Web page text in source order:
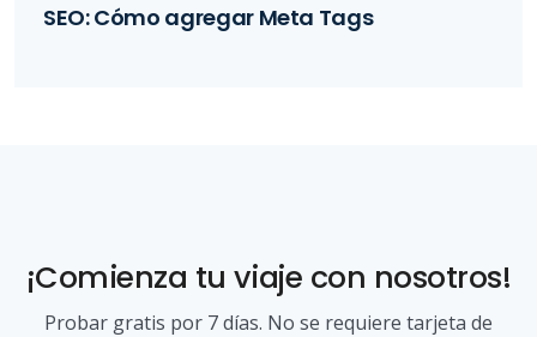
SEO: Cómo agregar Meta Tags
¡Comienza tu viaje con nosotros!
Probar gratis por 7 días. No se requiere tarjeta de